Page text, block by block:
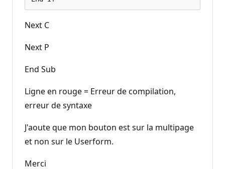
Next C
Next P
End Sub
Ligne en rouge = Erreur de compilation,
erreur de syntaxe
J'aoute que mon bouton est sur la multipage
et non sur le Userform.
Merci